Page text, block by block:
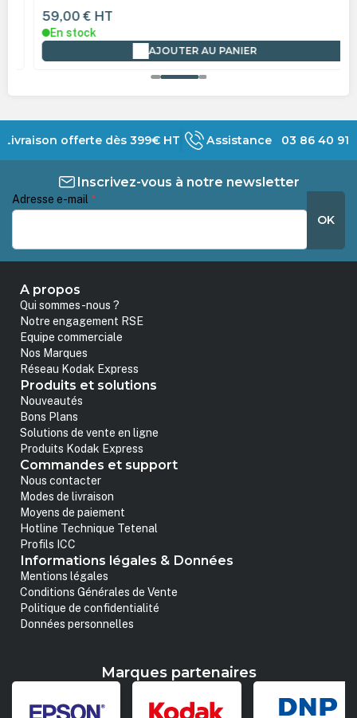
59,00 €HT
En stock
AJOUTER AU PANIER
Livraison offerte dès 399€ HT Assistance 03 86 40 91
Inscrivez-vous à notre newsletter
Adresse e-mail *
OK
A propos
Qui sommes-nous ?
Notre engagement RSE
Equipe commerciale
Nos Marques
Réseau Kodak Express
Produits et solutions
Nouveautés
Bons Plans
Solutions de vente en ligne
Produits Kodak Express
Commandes et support
Nous contacter
Modes de livraison
Moyens de paiement
Hotline Technique Tetenal
Profils ICC
Informations légales & Données
Mentions légales
Conditions Générales de Vente
Politique de confidentialité
Données personnelles
Marques partenaires